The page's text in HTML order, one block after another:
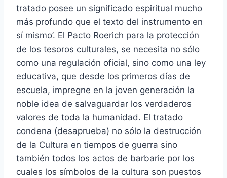
tratado posee un significado espiritual mucho
más profundo que el texto del instrumento en
sí mismo’. El Pacto Roerich para la protección
de los tesoros culturales, se necesita no sólo
como una regulación oficial, sino como una ley
educativa, que desde los primeros días de
escuela, impregne en la joven generación la
noble idea de salvaguardar los verdaderos
valores de toda la humanidad. El tratado
condena (desaprueba) no sólo la destrucción
de la Cultura en tiempos de guerra sino
también todos los actos de barbarie por los
cuales los símbolos de la cultura son puestos